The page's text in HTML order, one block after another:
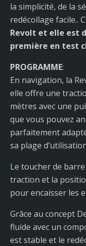
la simplicité, de la
redécollage facile..
Revolt et elle est
première en test
PROGRAMME:
En navigation, la
elle offre une
mètres avec une
que vous pouvez
parfaitement
sa plage
Le toucher de
traction et la
pour encaisser les
Grâce au concept
fluide avec un
est stable et le